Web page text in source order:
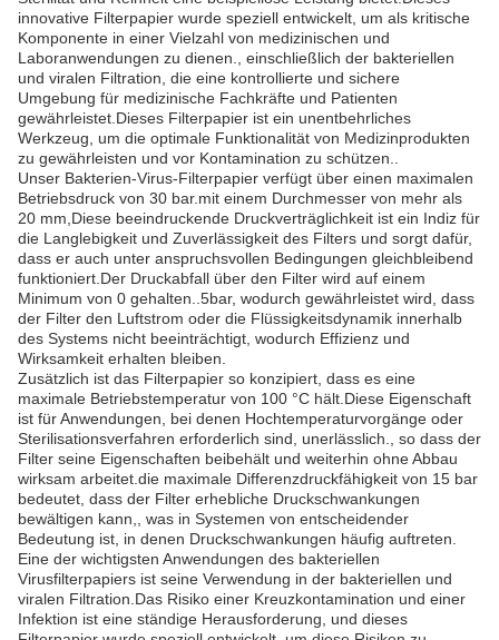
innovative Filterpapier wurde speziell entwickelt, um als kritische
Komponente in einer Vielzahl von medizinischen und
Laboranwendungen zu dienen., einschließlich der bakteriellen
und viralen Filtration, die eine kontrollierte und sichere
Umgebung für medizinische Fachkräfte und Patienten
gewährleistet.Dieses Filterpapier ist ein unentbehrliches
Werkzeug, um die optimale Funktionalität von Medizinprodukten
zu gewährleisten und vor Kontamination zu schützen..
Unser Bakterien-Virus-Filterpapier verfügt über einen maximalen
Betriebsdruck von 30 bar.mit einem Durchmesser von mehr als
20 mm,Diese beeindruckende Druckverträglichkeit ist ein Indiz für
die Langlebigkeit und Zuverlässigkeit des Filters und sorgt dafür,
dass er auch unter anspruchsvollen Bedingungen gleichbleibend
funktioniert.Der Druckabfall über den Filter wird auf einem
Minimum von 0 gehalten..5bar, wodurch gewährleistet wird, dass
der Filter den Luftstrom oder die Flüssigkeitsdynamik innerhalb
des Systems nicht beeinträchtigt, wodurch Effizienz und
Wirksamkeit erhalten bleiben.
Zusätzlich ist das Filterpapier so konzipiert, dass es eine
maximale Betriebstemperatur von 100 °C hält.Diese Eigenschaft
ist für Anwendungen, bei denen Hochtemperaturvorgänge oder
Sterilisationsverfahren erforderlich sind, unerlässlich., so dass der
Filter seine Eigenschaften beibehält und weiterhin ohne Abbau
wirksam arbeitet.die maximale Differenzdruckfähigkeit von 15 bar
bedeutet, dass der Filter erhebliche Druckschwankungen
bewältigen kann,, was in Systemen von entscheidender
Bedeutung ist, in denen Druckschwankungen häufig auftreten.
Eine der wichtigsten Anwendungen des bakteriellen
Virusfilterpapiers ist seine Verwendung in der bakteriellen und
viralen Filtration.Das Risiko einer Kreuzkontamination und einer
Infektion ist eine ständige Herausforderung, und dieses